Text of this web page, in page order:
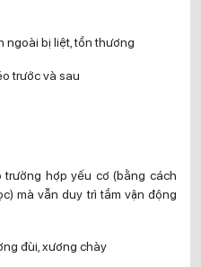
ngoài bị liệt, tổn thương
trước và sau
hợp yếu cơ (bằng cách
mà vẫn duy trì tầm vận động
đùi, xương chày